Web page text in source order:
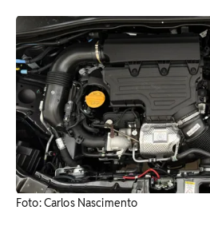
Foto: Carlos Nascimento